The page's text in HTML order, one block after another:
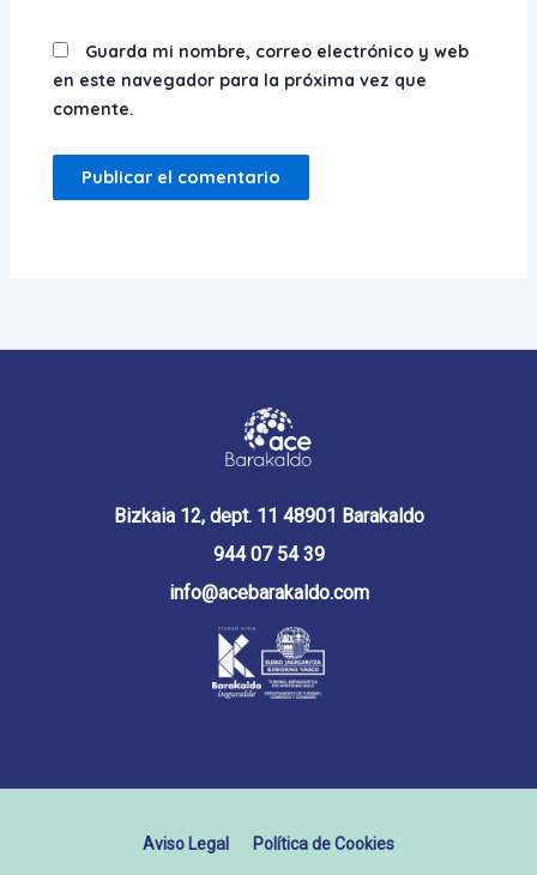
Guarda mi nombre, correo electrónico y web
en este navegador para la próxima vez que
comente.
Bizkaia 12, dept. 11 48901 Barakaldo
944 07 54 39
info@acebarakaldo.com
Aviso Legal Política de Cookies